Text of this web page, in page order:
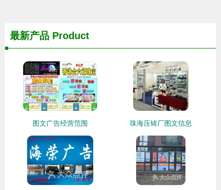
最新产品 Product
图文广告经营范围 珠海压铸厂图文信息